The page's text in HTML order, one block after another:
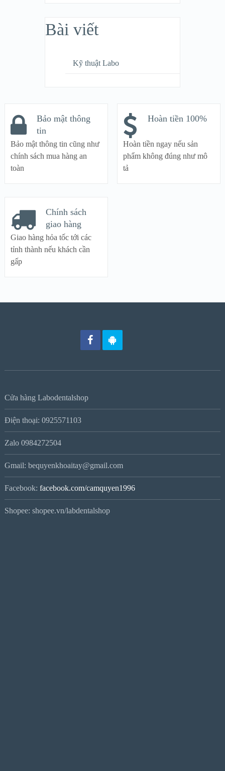
Bài viết
Kỹ thuật Labo
Bảo mật thông
tin
Bảo mật thông tin cũng như
chính sách mua hàng an
toàn
Hoàn tiền 100%
Hoàn tiền ngay nếu sản
phẩm không đúng như mô
tả
Chính sách
giao hàng
Giao hàng hỏa tốc tới các
tỉnh thành nếu khách cần
gấp
Cửa hàng Labodentalshop
Điện thoại: 0925571103
Zalo 0984272504
Gmail: bequyenkhoaitay@gmail.com
Facebook: facebook.com/camquyen1996
Shopee: shopee.vn/labdentalshop